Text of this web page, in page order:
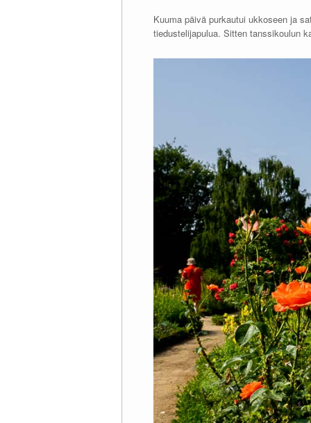
Kuuma päivä purkautui ukkoseen ja
tiedustelijapulua. Sitten tanssikoulun